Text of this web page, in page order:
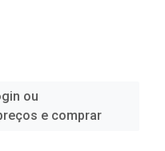
ou
e comprar